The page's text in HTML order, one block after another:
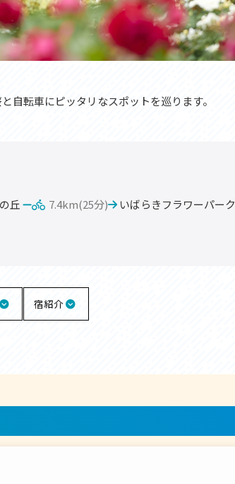
自転車にピッタリなスポットを巡ります。
丘 7.4km(25分) いばらきフラワーパーク
宿紹介